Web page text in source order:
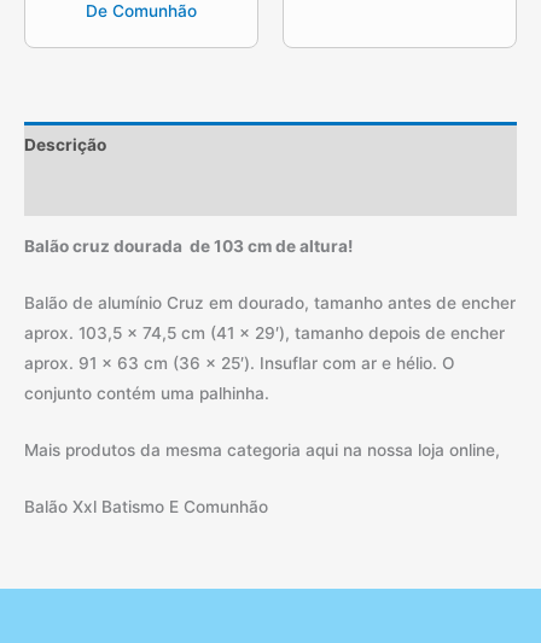
De Comunhão
Descrição
Balão cruz dourada de 103 cm de altura!
Balão de alumínio Cruz em dourado, tamanho antes de encher
aprox. 103,5 x 74,5 cm (41 x 29′), tamanho depois de encher
aprox. 91 x 63 cm (36 x 25′). Insuflar com ar e hélio. O
conjunto contém uma palhinha.
Mais produtos da mesma categoria aqui na nossa loja online,
Balão Xxl Batismo E Comunhão